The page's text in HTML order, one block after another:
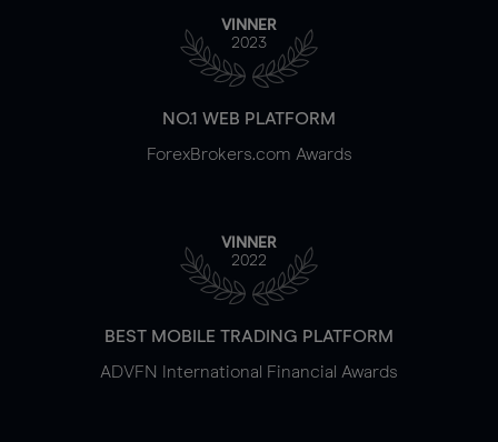
VINNER
2023
NO.1 WEB PLATFORM
ForexBrokers.com Awards
VINNER
2022
BEST MOBILE TRADING PLATFORM
ADVFN International Financial Awards